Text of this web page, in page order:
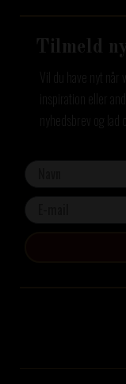
Tilmeld
Vil du have nyt
inspiration eller
nyhedsbrev og